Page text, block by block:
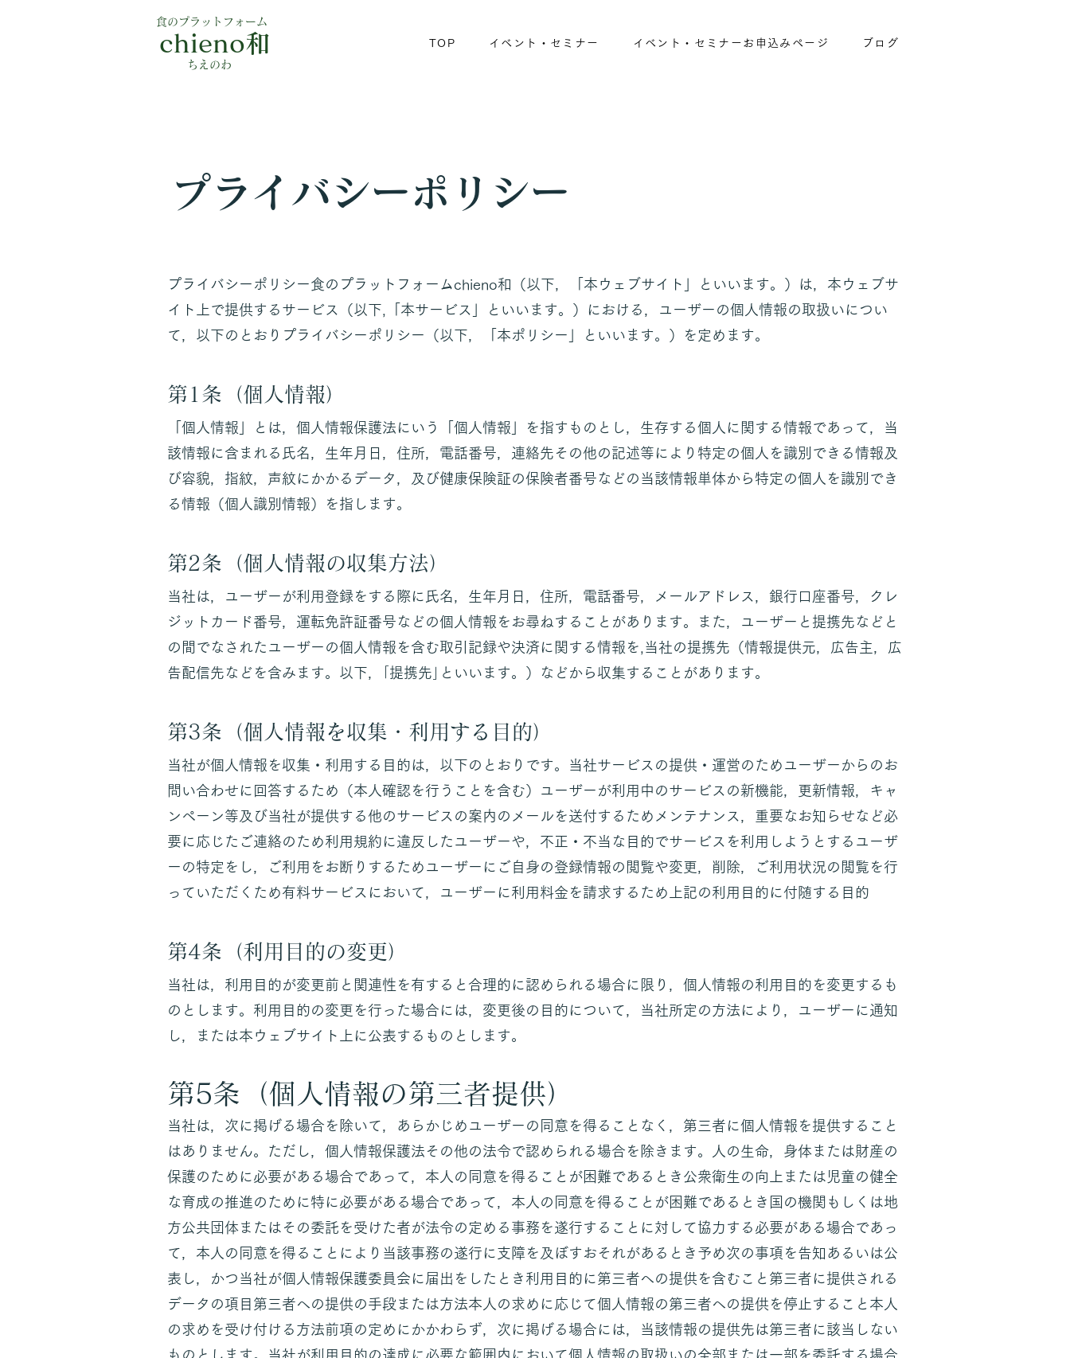
食のプラットフォーム
chieno和
​ちえのわ
TOP イベント・セミナー イベント・セミナーお申込みページ ブログ
プライバシーポリシー
プライバシーポリシー​食のプラットフォームchieno和（以下，「本ウェブサイト」といいます。）は，本ウェブサ
イト上で提供するサービス（以下,「本サービス」といいます。）における，ユーザーの個人情報の取扱いについ
て，以下のとおりプライバシーポリシー（以下，「本ポリシー」といいます。）を定めます。​
第1条（個人情報）
「個人情報」とは，個人情報保護法にいう「個人情報」を指すものとし，生存する個人に関する情報であって，当
該情報に含まれる氏名，生年月日，住所，電話番号，連絡先その他の記述等により特定の個人を識別できる情報及
び容貌，指紋，声紋にかかるデータ，及び健康保険証の保険者番号などの当該情報単体から特定の個人を識別でき
る情報（個人識別情報）を指します。
​第2条（個人情報の収集方法）
当社は，ユーザーが利用登録をする際に氏名，生年月日，住所，電話番号，メールアドレス，銀行口座番号，クレ
ジットカード番号，運転免許証番号などの個人情報をお尋ねすることがあります。また，ユーザーと提携先などと
の間でなされたユーザーの個人情報を含む取引記録や決済に関する情報を,当社の提携先（情報提供元，広告主，広
告配信先などを含みます。以下，｢提携先｣といいます。）などから収集することがあります。​
第3条（個人情報を収集・利用する目的）
当社が個人情報を収集・利用する目的は，以下のとおりです。当社サービスの提供・運営のためユーザーからのお
問い合わせに回答するため（本人確認を行うことを含む）ユーザーが利用中のサービスの新機能，更新情報，キャ
ンペーン等及び当社が提供する他のサービスの案内のメールを送付するためメンテナンス，重要なお知らせなど必
要に応じたご連絡のため利用規約に違反したユーザーや，不正・不当な目的でサービスを利用しようとするユーザ
ーの特定をし，ご利用をお断りするためユーザーにご自身の登録情報の閲覧や変更，削除，ご利用状況の閲覧を行
っていただくため有料サービスにおいて，ユーザーに利用料金を請求するため上記の利用目的に付随する目的
第4条（利用目的の変更）
当社は，利用目的が変更前と関連性を有すると合理的に認められる場合に限り，個人情報の利用目的を変更するも
のとします。利用目的の変更を行った場合には，変更後の目的について，当社所定の方法により，ユーザーに通知
し，または本ウェブサイト上に公表するものとします。
第5条（個人情報の第三者提供）
当社は，次に掲げる場合を除いて，あらかじめユーザーの同意を得ることなく，第三者に個人情報を提供すること
はありません。ただし，個人情報保護法その他の法令で認められる場合を除きます。人の生命，身体または財産の
保護のために必要がある場合であって，本人の同意を得ることが困難であるとき公衆衛生の向上または児童の健全
な育成の推進のために特に必要がある場合であって，本人の同意を得ることが困難であるとき国の機関もしくは地
方公共団体またはその委託を受けた者が法令の定める事務を遂行することに対して協力する必要がある場合であっ
て，本人の同意を得ることにより当該事務の遂行に支障を及ぼすおそれがあるとき予め次の事項を告知あるいは公
表し，かつ当社が個人情報保護委員会に届出をしたとき利用目的に第三者への提供を含むこと第三者に提供される
データの項目第三者への提供の手段または方法本人の求めに応じて個人情報の第三者への提供を停止すること本人
の求めを受け付ける方法前項の定めにかかわらず，次に掲げる場合には，当該情報の提供先は第三者に該当しない
ものとします。当社が利用目的の達成に必要な範囲内において個人情報の取扱いの全部または一部を委託する場合